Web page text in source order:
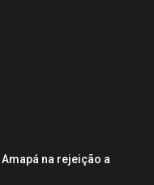
na rejeição a